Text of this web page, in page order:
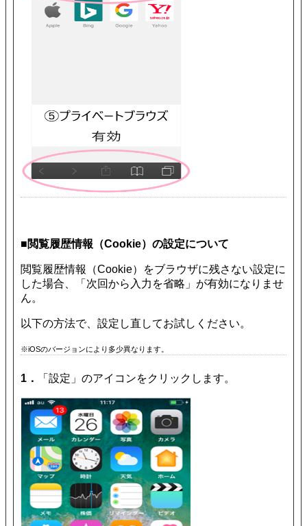
■閲覧履歴情報（Cookie）の設定について
閲覧履歴情報（Cookie）をブラウザに残さない設定に
した場合、「次回から入力を省略」が有効になりませ
ん。
以下の方法で、設定し直してお試しください。
※iOSのバージョンにより多少異なります。
1． 「設定」のアイコンをクリックします。